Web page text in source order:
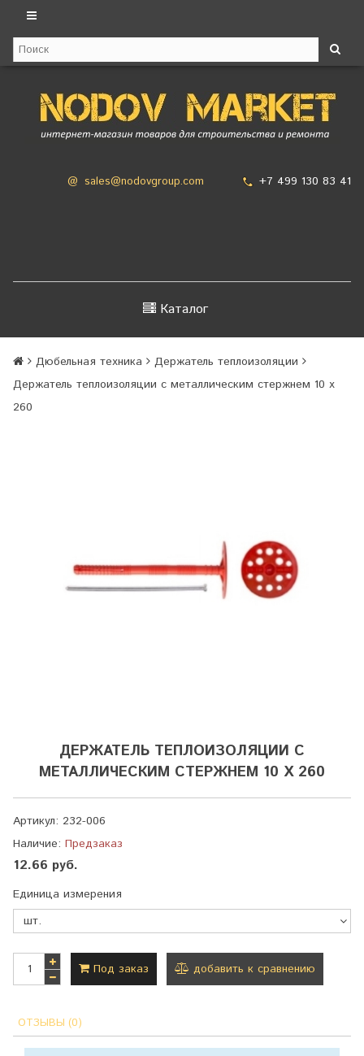
@ sales@nodovgroup.com +7 499 130 83 41
Каталог
Дюбельная техника
Держатель теплоизоляции
Держатель теплоизоляции с металлическим стержнем 10 х
260
ДЕРЖАТЕЛЬ ТЕПЛОИЗОЛЯЦИИ С
МЕТАЛЛИЧЕСКИМ СТЕРЖНЕМ 10 Х 260
Артикул: 232-006
Наличие: Предзаказ
12.66 руб.
Единица измерения
Под заказ добавить к сравнению
ОТЗЫВЫ (0)